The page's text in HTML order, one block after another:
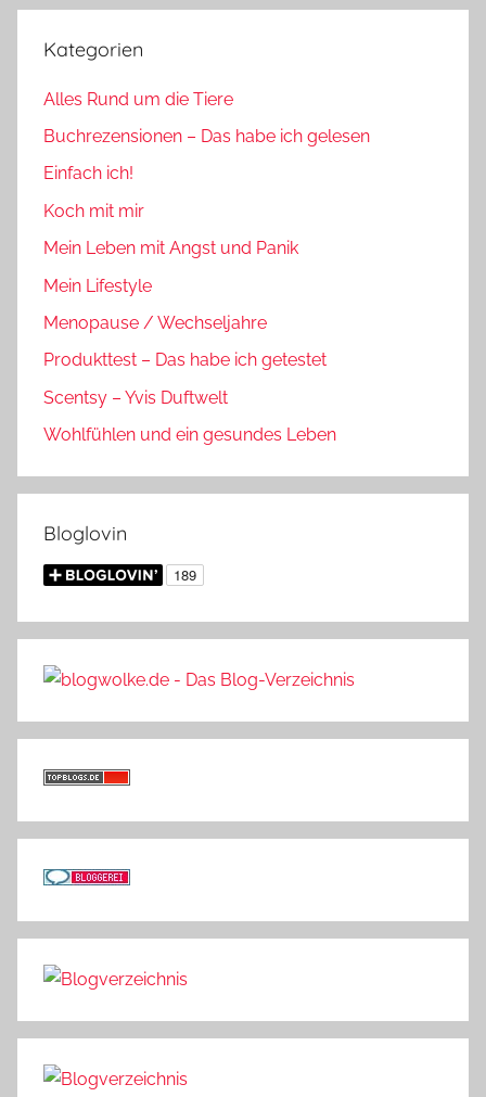
Kategorien
Alles Rund um die Tiere
Buchrezensionen – Das habe ich gelesen
Einfach ich!
Koch mit mir
Mein Leben mit Angst und Panik
Mein Lifestyle
Menopause / Wechseljahre
Produkttest – Das habe ich getestet
Scentsy – Yvis Duftwelt
Wohlfühlen und ein gesundes Leben
Bloglovin